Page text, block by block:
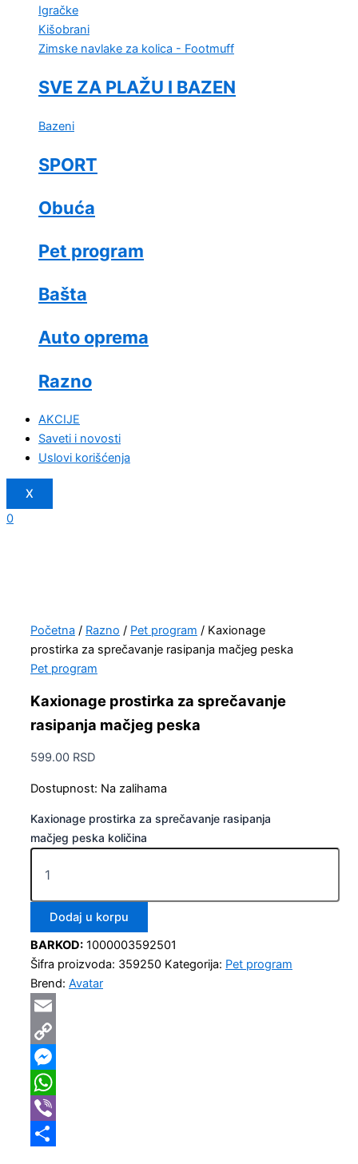
Igračke
Kišobrani
Zimske navlake za kolica - Footmuff
SVE ZA PLAŽU I BAZEN
Bazeni
SPORT
Obuća
Pet program
Bašta
Auto oprema
Razno
AKCIJE
Saveti i novosti
Uslovi korišćenja
X
0
Početna / Razno / Pet program / Kaxionage
prostirka za sprečavanje rasipanja mačjeg peska
Pet program
Kaxionage prostirka za sprečavanje
rasipanja mačjeg peska
599.00 RSD
Dostupnost: Na zalihama
Kaxionage prostirka za sprečavanje rasipanja
mačjeg peska količina
Dodaj u korpu
BARKOD: 1000003592501
Šifra proizvoda: 359250 Kategorija: Pet program
Brend: Avatar
Email
Copy
Link
Messenger
WhatsApp
Viber